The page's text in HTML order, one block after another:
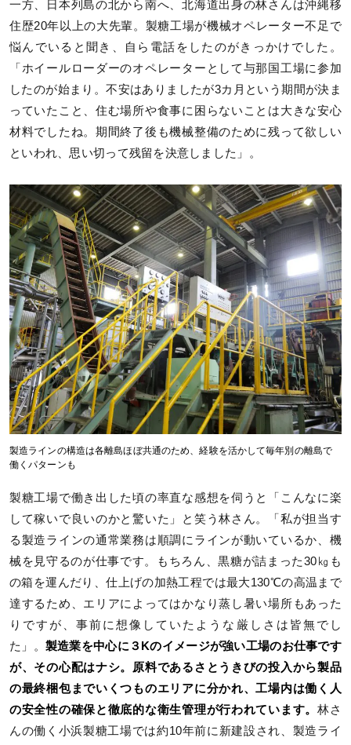
一方、日本列島の北から南へ、北海道出身の林さんは沖縄移
住歴20年以上の大先輩。製糖工場が機械オペレーター不足で
悩んでいると聞き、自ら電話をしたのがきっかけでした。
「ホイールローダーのオペレーターとして与那国工場に参加
したのが始まり。不安はありましたが3カ月という期間が決ま
っていたこと、住む場所や食事に困らないことは大きな安心
材料でしたね。期間終了後も機械整備のために残って欲しい
といわれ、思い切って残留を決意しました」。
製造ラインの構造は各離島ほぼ共通のため、経験を活かして毎年別の離島で
働くパターンも
製糖工場で働き出した頃の率直な感想を伺うと「こんなに楽
して稼いで良いのかと驚いた」と笑う林さん。「私が担当す
る製造ラインの通常業務は順調にラインが動いているか、機
械を見守るのが仕事です。もちろん、黒糖が詰まった30㎏も
の箱を運んだり、仕上げの加熱工程では最大130℃の高温まで
達するため、エリアによってはかなり蒸し暑い場所もあった
りですが、事前に想像していたような厳しさは皆無でし
た」。 製造業を中心に３Kのイメージが強い工場のお仕事です
が、その心配はナシ。原料であるさとうきびの投入から製品
の最終梱包までいくつものエリアに分かれ、工場内は働く人
の安全性の確保と徹底的な衛生管理が行われています。 林さ
んの働く小浜製糖工場では約10年前に新建設され、製造ライ